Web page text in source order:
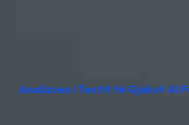
Analizues i Testit të Gjakut AI